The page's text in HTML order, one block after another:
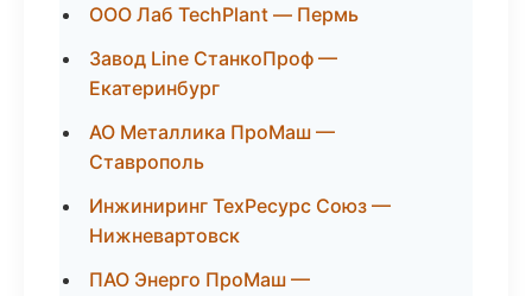
ООО Лаб TechPlant — Пермь
Завод Line СтанкоПроф —
Екатеринбург
АО Металлика ПроМаш —
Ставрополь
Инжиниринг ТехРесурс Союз —
Нижневартовск
ПАО Энерго ПроМаш —